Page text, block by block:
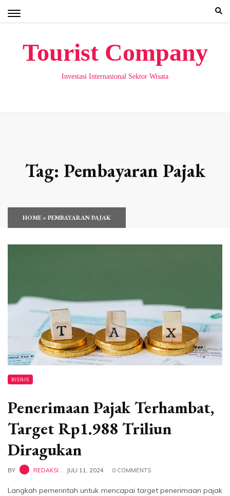
Tourist Company
Investasi Internasional Sektor Wisata
Tag: Pembayaran Pajak
HOME»PEMBAYARAN PAJAK
BISNIS
Penerimaan Pajak Terhambat,
Target Rp1.988 Triliun
Diragukan
BY REDAKSI JULI 11, 2024 0 COMMENTS
Langkah pemerintah untuk mencapai target penerimaan pajak